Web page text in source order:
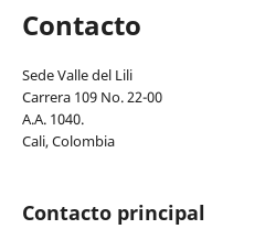
Contacto
Sede Valle del Lili
Carrera 109 No. 22-00
A.A. 1040.
Cali, Colombia
Contacto principal